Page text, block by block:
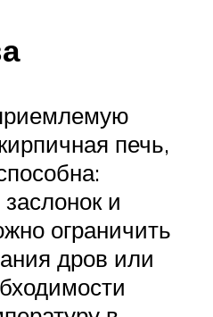
печь,
и
ограничить
дров или